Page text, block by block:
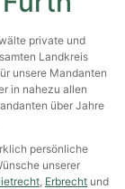
private und
Landkreis
unsere Mandanten
in nahezu allen
über Jahre
persönliche
unserer
, Erbrecht und